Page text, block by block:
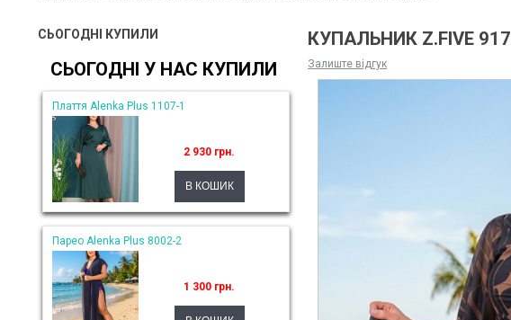
СЬОГОДНІ КУПИЛИ
СЬОГОДНІ У НАС КУПИЛИ
Плаття Alenka Plus 1107-1
2 930 грн.
Парео Alenka Plus 8002-2
1 300 грн.
КУПАЛЬНИК Z.FIVE 917
Залиште відгук